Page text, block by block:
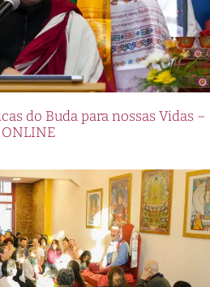
do Buda para nossas Vidas –
ONLINE